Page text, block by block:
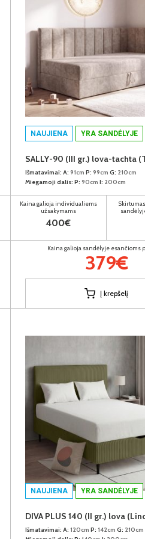
NAUJIENA YRA SANDĖLYJE
SALLY-90 (III gr.) lova-tachta
Išmatavimai: A: 91cm P: 99cm G: 210cm
Miegamoji dalis: P: 90cm I: 200cm
Kaina galioja individualiems
užsakymams
400€
Kaina galioja sandėlyje esančioms
379€
Į krepšelį
NAUJIENA YRA SANDĖLYJE
Išmatavimai: A: 120cm P: 142cm G: 210cm